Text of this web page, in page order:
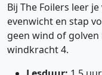
Bij The Foilers leer
evenwicht en stap
geen wind of
windkracht 4.